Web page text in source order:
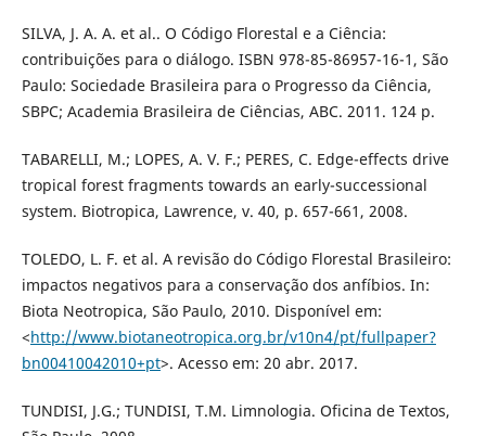
SILVA, J. A. A. et al.. O Código Florestal e a Ciência:
contribuições para o diálogo. ISBN 978-85-86957-16-1, São
Paulo: Sociedade Brasileira para o Progresso da Ciência,
SBPC; Academia Brasileira de Ciências, ABC. 2011. 124 p.
TABARELLI, M.; LOPES, A. V. F.; PERES, C. Edge-effects drive
tropical forest fragments towards an early-successional
system. Biotropica, Lawrence, v. 40, p. 657-661, 2008.
TOLEDO, L. F. et al. A revisão do Código Florestal Brasileiro:
impactos negativos para a conservação dos anfíbios. In:
Biota Neotropica, São Paulo, 2010. Disponível em:
<http://www.biotaneotropica.org.br/v10n4/pt/fullpaper?
bn00410042010+pt>. Acesso em: 20 abr. 2017.
TUNDISI, J.G.; TUNDISI, T.M. Limnologia. Oficina de Textos,